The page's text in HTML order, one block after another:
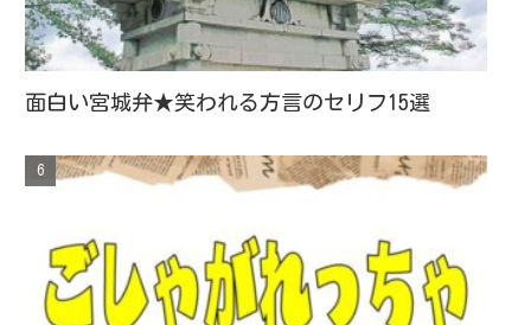
面白い宮城弁★笑われる方言のセリフ15選